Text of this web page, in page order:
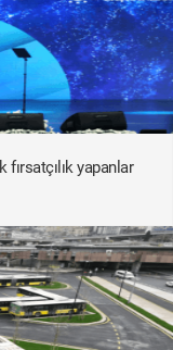
yapanlar